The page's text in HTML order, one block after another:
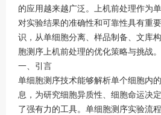
的应用越来越广泛。上机前处理作为
对实验结果的准确性和可靠性具有重
识，从单细胞分离、样品制备、文库
胞测序上机前处理的优化策略与挑战。
一、引言
单细胞测序技术能够解析单个细胞内
息，为研究细胞异质性、细胞命运决
了强有力的工具。单细胞测序实验流